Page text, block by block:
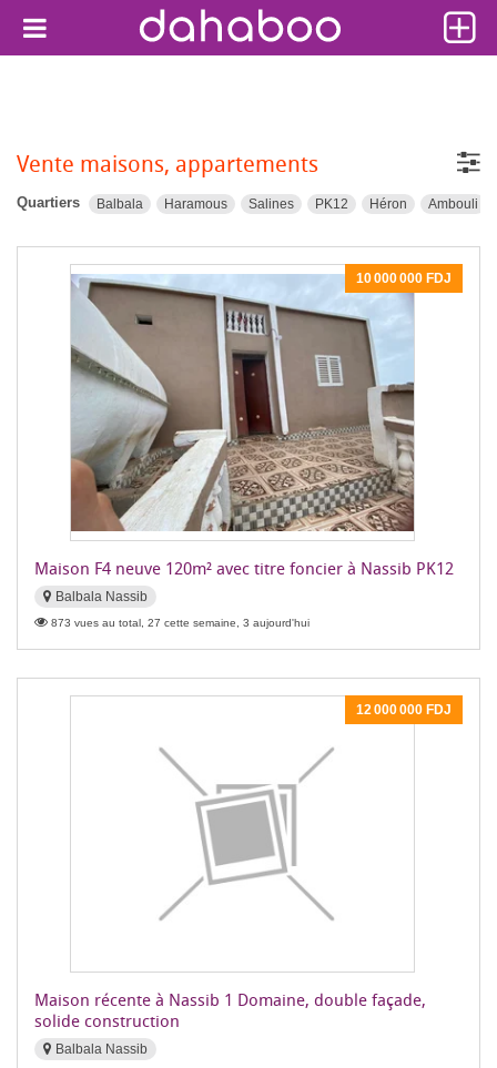
Vente maisons, appartements
Quartiers Balbala Haramous Salines PK12 Héron Ambouli
10 000 000 FDJ
Maison F4 neuve 120m² avec titre foncier à Nassib PK12
Balbala Nassib
873 vues au total, 27 cette semaine, 3 aujourd'hui
12 000 000 FDJ
Maison récente à Nassib 1 Domaine, double façade,
solide construction
Balbala Nassib